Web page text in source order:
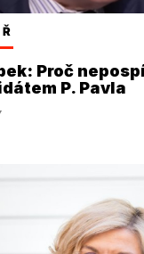
Proč
P. Pavla